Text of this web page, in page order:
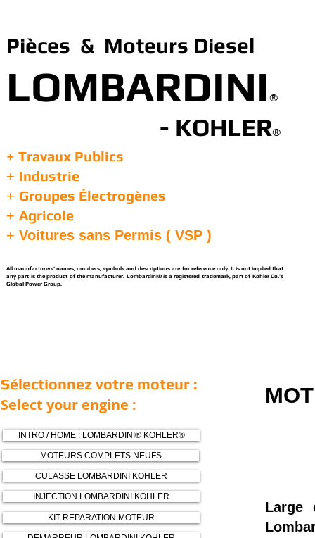
Pièces & Moteurs Diesel
LOMBARDINI ®
- KOHLER®
+ Travaux Publics
+ Industrie
+ Groupes Électrogènes
+ Agricole
+ Voitures sans Permis ( VSP )
All manufacturers’ names, numbers, symbols and descriptions are for reference only. It is not implied that
any part is the product of the manufacturer. Lombardini® is a registered trademark, part of Kohler Co.’s
Global Power Group.
Large
INJECTION LOMBARDINI KOHLER
MOTEURS COMPLETS NEUFS
INTRO / HOME : LOMBARDINI® KOHLER®
CULASSE LOMBARDINI KOHLER
KIT REPARATION MOTEUR
Sélectionnez votre moteur :
Select your engine :